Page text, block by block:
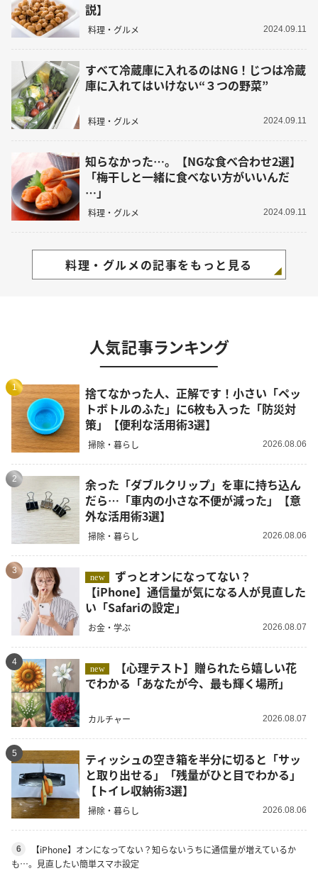
説】
料理・グルメ 2024.09.11
すべて冷蔵庫に入れるのはNG！じつは冷蔵
庫に入れてはいけない“３つの野菜”
料理・グルメ 2024.09.11
知らなかった…。【NGな食べ合わせ2選】
「梅干しと一緒に食べない方がいいんだ
…」
料理・グルメ 2024.09.11
料理・グルメの記事をもっと見る
人気記事ランキング
1
捨てなかった人、正解です！小さい「ペッ
トボトルのふた」に6枚も入った「防災対
策」【便利な活用術3選】
掃除・暮らし 2026.08.06
2
余った「ダブルクリップ」を車に持ち込ん
だら…「車内の小さな不便が減った」【意
外な活用術3選】
掃除・暮らし 2026.08.06
3
new
【iPhone】通信量が気になる人が見直した
い「Safariの設定」
お金・学ぶ 2026.08.07
4
new
でわかる「あなたが今、最も輝く場所」
カルチャー 2026.08.07
5
ティッシュの空き箱を半分に切ると「サッ
と取り出せる」「残量がひと目でわかる」
【トイレ収納術3選】
掃除・暮らし 2026.08.06
6
【iPhone】オンになってない？知らないうちに通信量が増えているか
も…。見直したい簡単スマホ設定